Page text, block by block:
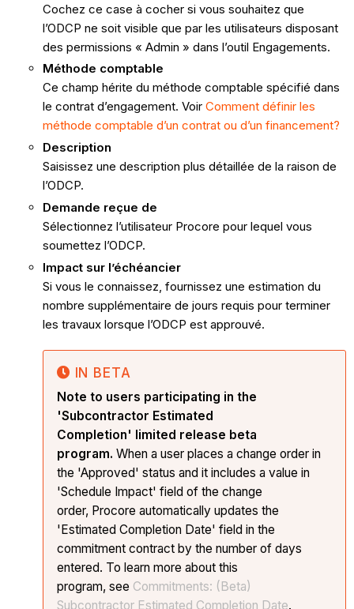
Cochez ce case à cocher si vous souhaitez que
l’ODCP ne soit visible que par les utilisateurs disposant
des permissions « Admin » dans l’outil Engagements.
Méthode comptable
Ce champ hérite du méthode comptable spécifié dans
le contrat d’engagement. Voir Comment définir les
méthode comptable d’un contrat ou d’un financement?
Description
Saisissez une description plus détaillée de la raison de
l’ODCP.
Demande reçue de
Sélectionnez l’utilisateur Procore pour lequel vous
soumettez l’ODCP.
Impact sur l’échéancier
Si vous le connaissez, fournissez une estimation du
nombre supplémentaire de jours requis pour terminer
les travaux lorsque l’ODCP est approuvé.
IN BETA
Note to users participating in the
'Subcontractor Estimated
Completion' limited release beta
program. When a user places a change order in
the 'Approved' status and it includes a value in
'Schedule Impact' field of the change
order, Procore automatically updates the
'Estimated Completion Date' field in the
commitment contract by the number of days
entered. To learn more about this
program, see Commitments: (Beta)
Subcontractor Estimated Completion Date.